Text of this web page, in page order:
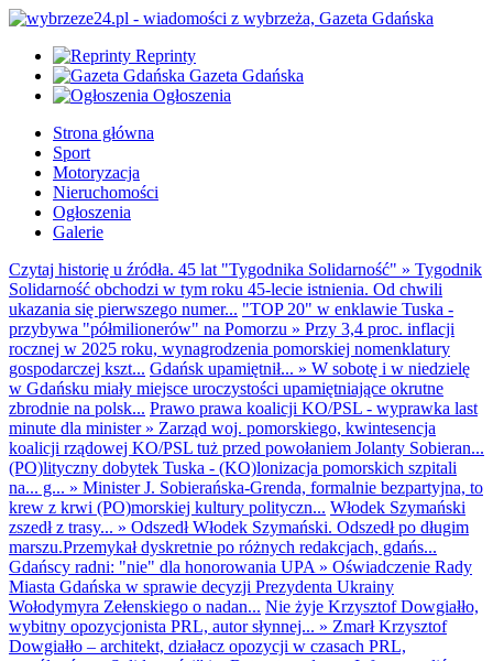
Reprinty
Gazeta Gdańska
Ogłoszenia
Strona główna
Sport
Motoryzacja
Nieruchomości
Ogłoszenia
Galerie
Czytaj historię u źródła. 45 lat "Tygodnika Solidarność" » Tygodnik
Solidarność obchodzi w tym roku 45-lecie istnienia. Od chwili
ukazania się pierwszego numer... "TOP 20" w enklawie Tuska -
przybywa "półmilionerów" na Pomorzu » Przy 3,4 proc. inflacji
rocznej w 2025 roku, wynagrodzenia pomorskiej nomenklatury
gospodarczej kszt... Gdańsk upamiętnił... » W sobotę i w niedzielę
w Gdańsku miały miejsce uroczystości upamiętniające okrutne
zbrodnie na polsk... Prawo prawa koalicji KO/PSL - wyprawka last
minute dla minister» Zarząd woj. pomorskiego, kwintesencja
koalicji rządowej KO/PSL tuż przed powołaniem Jolanty Sobieran...
(PO)lityczny dobytek Tuska - (KO)lonizacja pomorskich szpitali
na... g... » Minister J. Sobierańska-Grenda, formalnie bezpartyjna, to
krew z krwi (PO)morskiej kultury polityczn... Włodek Szymański
zszedł z trasy... » Odszedł Włodek Szymański. Odszedł po długim
marszu.Przemykał dyskretnie po różnych redakcjach, gdańs...
Gdańscy radni: "nie" dla honorowania UPA » Oświadczenie Rady
Miasta Gdańska w sprawie decyzji Prezydenta Ukrainy
Wołodymyra Zełenskiego o nadan... Nie żyje Krzysztof Dowgiałło,
wybitny opozycjonista PRL, autor słynnej... » Zmarł Krzysztof
Dowgiałło – architekt, działacz opozycji w czasach PRL,